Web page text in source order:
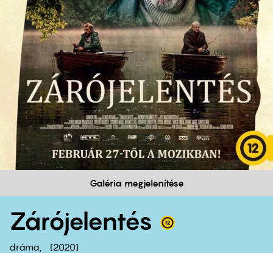
Galéria megjelenítése
Zárójelentés
dráma
2020